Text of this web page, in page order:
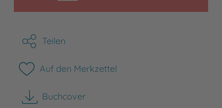
Teilen
Auf den Merkzettel
Buchcover
herunterladen